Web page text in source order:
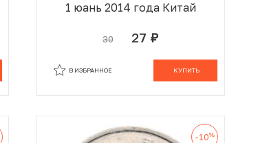
1 юань 2014 года Китай
30 27 руб.
КУПИТЬ
В ИЗБРАННОЕ
-10%